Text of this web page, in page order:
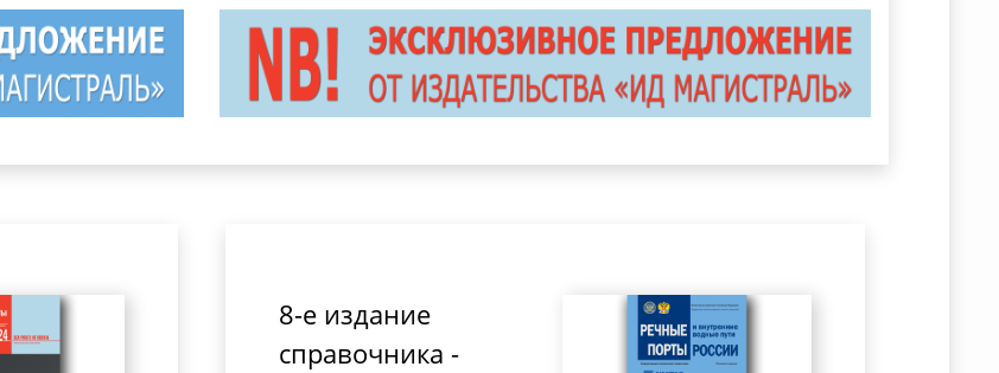
8-е издание
справочника -